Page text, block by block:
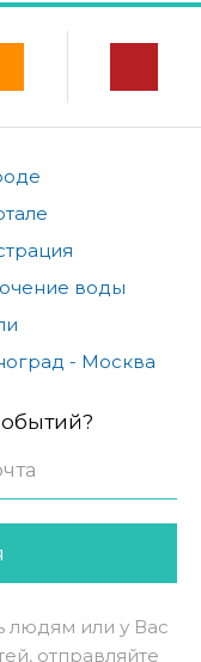
воды
- Москва
людям или у Вас
отправляйте